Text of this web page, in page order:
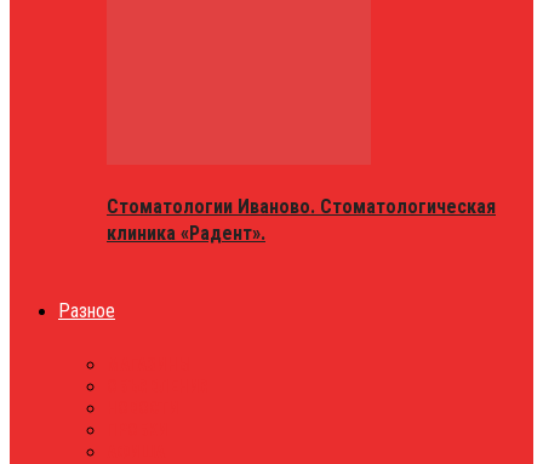
Стоматологии Иваново. Стоматологическая
клиника «Радент».
Разное